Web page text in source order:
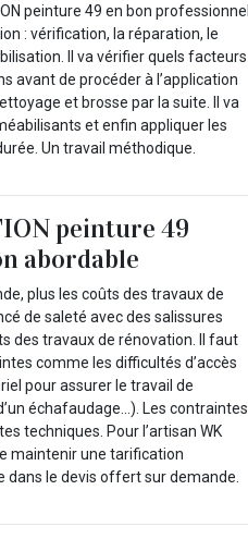
peinture 49 en bon professionnel
: vérification, la réparation, le
Il va vérifier quels facteurs
avant de procéder à l’application
et brosse par la suite. Il va
et enfin appliquer les
Un travail méthodique.
peinture 49
abordable
plus les coûts des travaux de
de saleté avec des salissures
des travaux de rénovation. Il faut
comme les difficultés d’accès
pour assurer le travail de
échafaudage…). Les contraintes
techniques. Pour l’artisan WK
maintenir une tarification
le devis offert sur demande.